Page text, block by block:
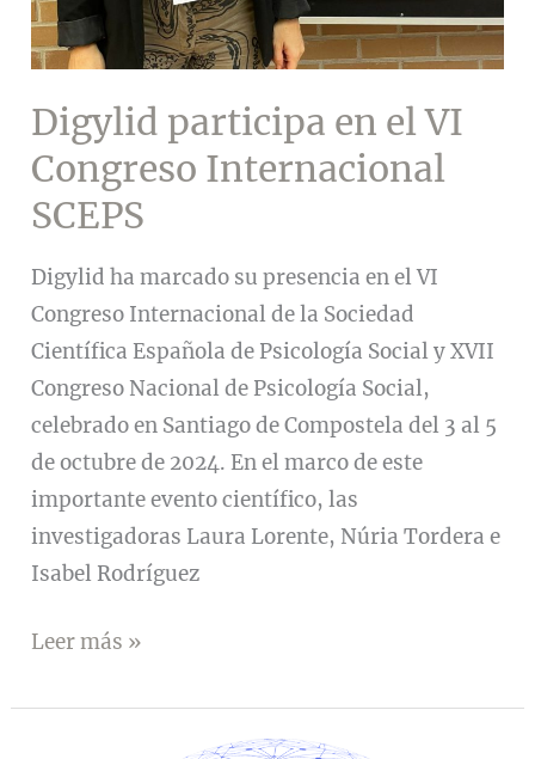
Digylid participa en el VI
Congreso Internacional
SCEPS
Digylid ha marcado su presencia en el VI
Congreso Internacional de la Sociedad
Científica Española de Psicología Social y XVII
Congreso Nacional de Psicología Social,
celebrado en Santiago de Compostela del 3 al 5
de octubre de 2024. En el marco de este
importante evento científico, las
investigadoras Laura Lorente, Núria Tordera e
Isabel Rodríguez
Digylid
en
Leer más »